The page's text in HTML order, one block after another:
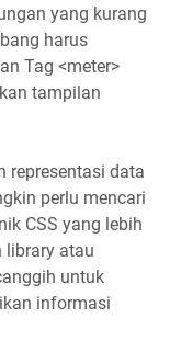
yang kurang
harus
Tag <meter>
tampilan
representasi data
perlu mencari
CSS yang lebih
library atau
untuk
informasi